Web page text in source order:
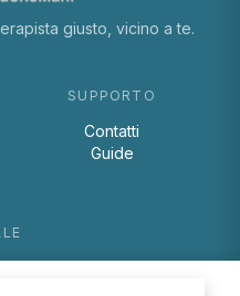
giusto, vicino a te.
SUPPORTO
Contatti
Guide